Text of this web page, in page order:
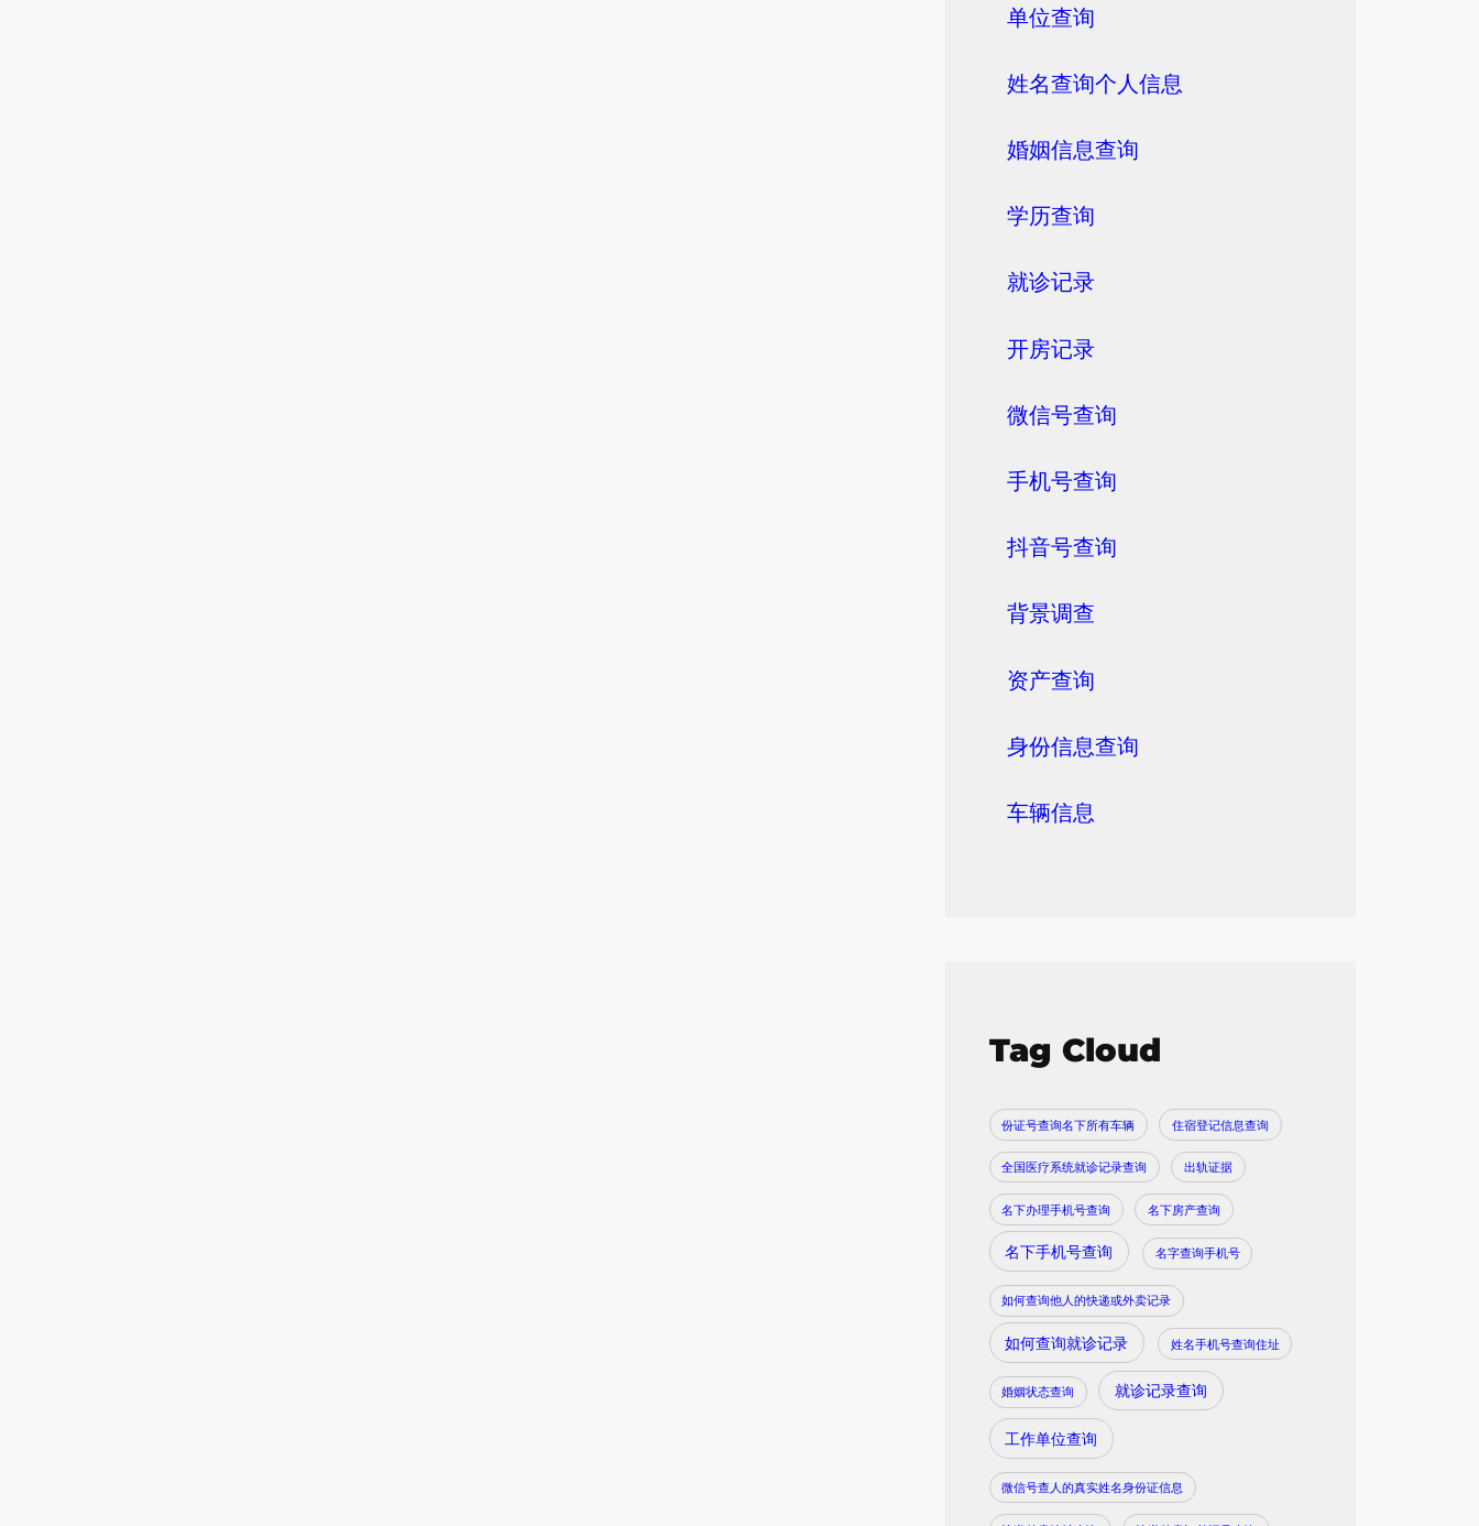
单位查询
姓名查询个人信息
婚姻信息查询
学历查询
就诊记录
开房记录
微信号查询
手机号查询
抖音号查询
背景调查
资产查询
身份信息查询
车辆信息
Tag Cloud
份证号查询名下所有车辆 住宿登记信息查询
全国医疗系统就诊记录查询 出轨证据
名下办理手机号查询 名下房产查询
名下手机号查询 名字查询手机号
如何查询他人的快递或外卖记录
如何查询就诊记录 姓名手机号查询住址
婚姻状态查询 就诊记录查询
工作单位查询
微信号查人的真实姓名身份证信息